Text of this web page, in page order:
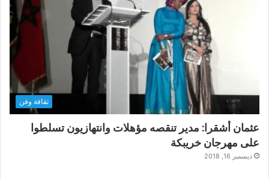
ثقافة وفن
عثمان أشقرا: مدير تنقصه مؤهلات وانتهازيون تسلطوا
على مهرجان خريبكة
ديسمبر 16, 2018